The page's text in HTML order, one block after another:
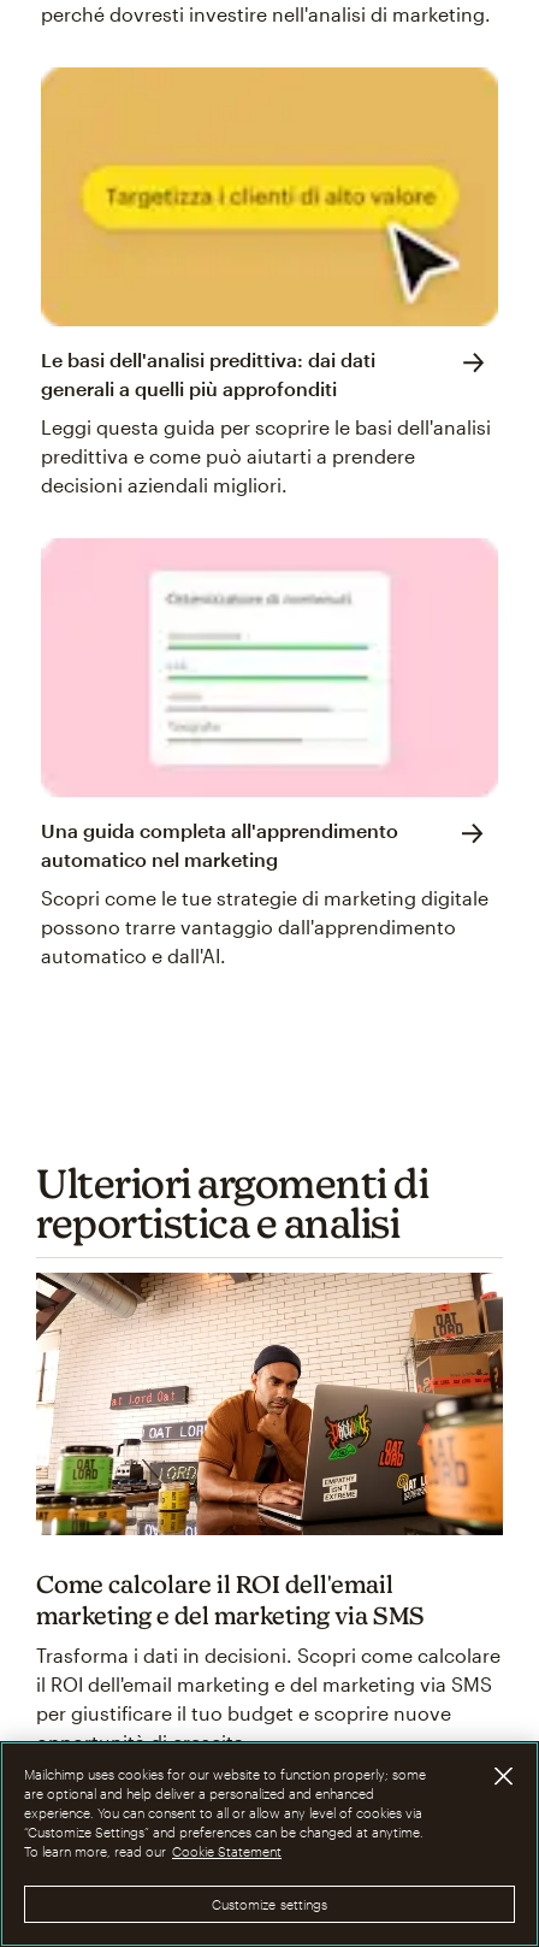
perché dovresti investire nell'analisi di marketing.
Le basi dell'analisi predittiva: dai dati
generali a quelli più approfonditi
Leggi questa guida per scoprire le basi dell'analisi
predittiva e come può aiutarti a prendere
decisioni aziendali migliori.
Una guida completa all'apprendimento
automatico nel marketing
Scopri come le tue strategie di marketing digitale
possono trarre vantaggio dall'apprendimento
automatico e dall'AI.
Ulteriori argomenti di
reportistica e analisi
Come calcolare il ROI dell'email
marketing e del marketing via SMS
Trasforma i dati in decisioni. Scopri come calcolare
il ROI dell'email marketing e del marketing via SMS
per giustificare il tuo budget e scoprire nuove
opportunità di crescita.
Mailchimp uses cookies for our website to function properly; some
are optional and help deliver a personalized and enhanced
experience. You can consent to all or allow any level of cookies via
“Customize Settings” and preferences can be changed at anytime.
To learn more, read our Cookie Statement
Customize settings